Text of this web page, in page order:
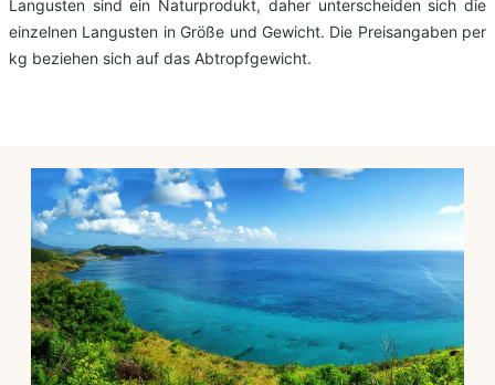
Langusten sind ein Naturprodukt, daher unterscheiden sich die
einzelnen Langusten in Größe und Gewicht. Die Preisangaben per
kg beziehen sich auf das Abtropfgewicht.